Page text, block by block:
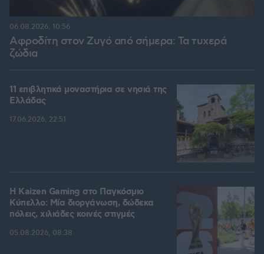
Αφροδίτη στον Ζυγό από σήμερα: Τα τυχερά
ζώδια
06.08.2026, 10:56
11 επιβλητικά μοναστήρια σε νησιά της
Ελλάδας
17.06.2026, 22:51
H Kaizen Gaming στο Παγκόσμιο
Kύπελλο: Μία διοργάνωση, δώδεκα
πόλεις, χιλιάδες κοινές στιγμές
05.08.2026, 08:38